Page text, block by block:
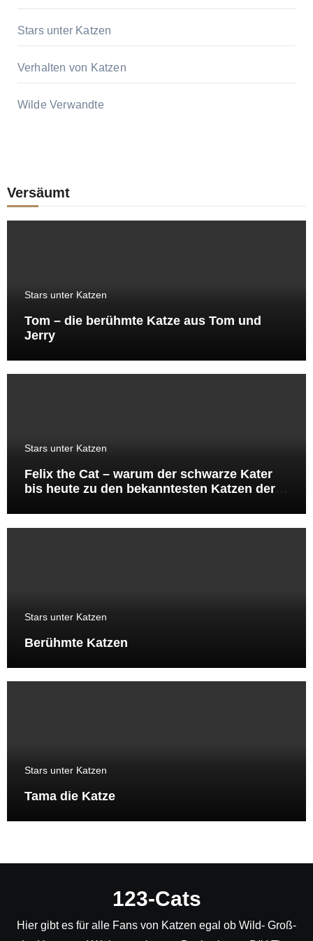
Stars unter Katzen
Verhalten von Katzen
Wilde Verwandte
Versäumt
Stars unter Katzen
Tom – die berühmte Katze aus Tom und
Jerry
Stars unter Katzen
Felix the Cat – warum der schwarze Kater
bis heute zu den bekanntesten Katzen der
Stars unter Katzen
Berühmte Katzen
Stars unter Katzen
Tama die Katze
123-Cats
Hier gibt es für alle Fans von Katzen egal ob Wild- Groß-